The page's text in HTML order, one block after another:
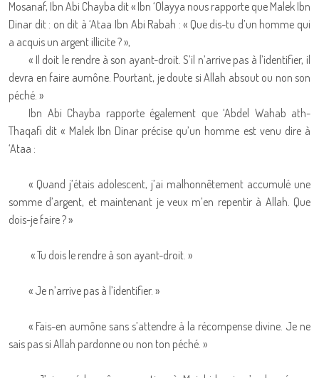
Mosanaf, Ibn Abi Chayba dit « Ibn ‘Olayya nous rapporte que Malek Ibn
Dinar dit : on dit à ‘Ataa Ibn Abi Rabah : « Que dis-tu d’un homme qui
a acquis un argent illicite ? »,
« Il doit le rendre à son ayant-droit. S’il n’arrive pas à l’identifier, il
devra en faire aumône. Pourtant, je doute si Allah absout ou non son
péché. »
Ibn Abi Chayba rapporte également que ‘Abdel Wahab ath-
Thaqafi dit « Malek Ibn Dinar précise qu’un homme est venu dire à
‘Ataa :
« Quand j’étais adolescent, j’ai malhonnêtement accumulé une
somme d’argent, et maintenant je veux m’en repentir à Allah. Que
dois-je faire ? »
« Tu dois le rendre à son ayant-droit. »
« Je n’arrive pas à l’identifier. »
« Fais-en aumône sans s’attendre à la récompense divine. Je ne
sais pas si Allah pardonne ou non ton péché. »